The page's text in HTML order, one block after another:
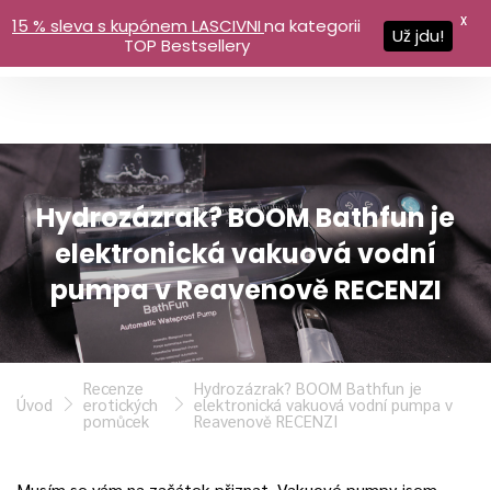
Hydrozázrak? BOOM Bathfun je
elektronická vakuová vodní
pumpa v Reavenově RECENZI
Úvod
Recenze
erotických
pomůcek
Hydrozázrak? BOOM Bathfun je
elektronická vakuová vodní pumpa v
Reavenově RECENZI
15 % sleva s kupónem LASCIVNIna kategorii
TOP Bestsellery
Už jdu!
X